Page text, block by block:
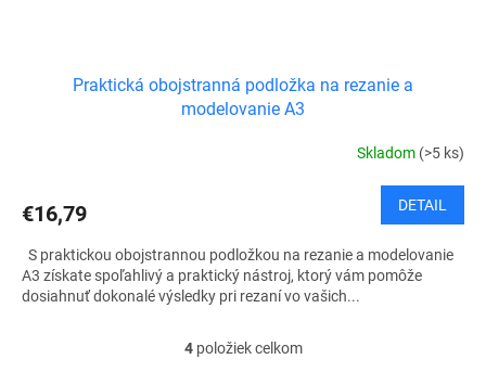
Praktická obojstranná podložka na rezanie a
modelovanie A3
Skladom (>5 ks)
€16,79 DETAIL
S praktickou obojstrannou podložkou na rezanie a modelovanie
A3 získate spoľahlivý a praktický nástroj, ktorý vám pomôže
dosiahnuť dokonalé výsledky pri rezaní vo vašich...
O
4položiek celkom